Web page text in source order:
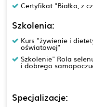
Certyfikat "Białko, z
Szkolenia:
Kurs "żywienie i
oświatowej"
Szkolenie" Rola
i dobrego
Specjalizacje: